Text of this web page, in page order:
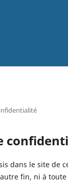
dans le site de
fin, ni à